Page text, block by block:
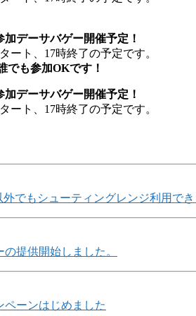
加デーサバゲー開催予定！
ート、17時終了の予定です。
でも参加OKです！
加デーサバゲー開催予定！
ート、17時終了の予定です。
でもシューティングレンジ利用でき
の提供開始しました。
ペーンはじめました